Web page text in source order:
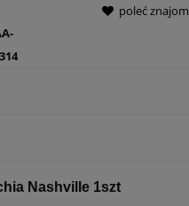
poleć
Nashville 1szt